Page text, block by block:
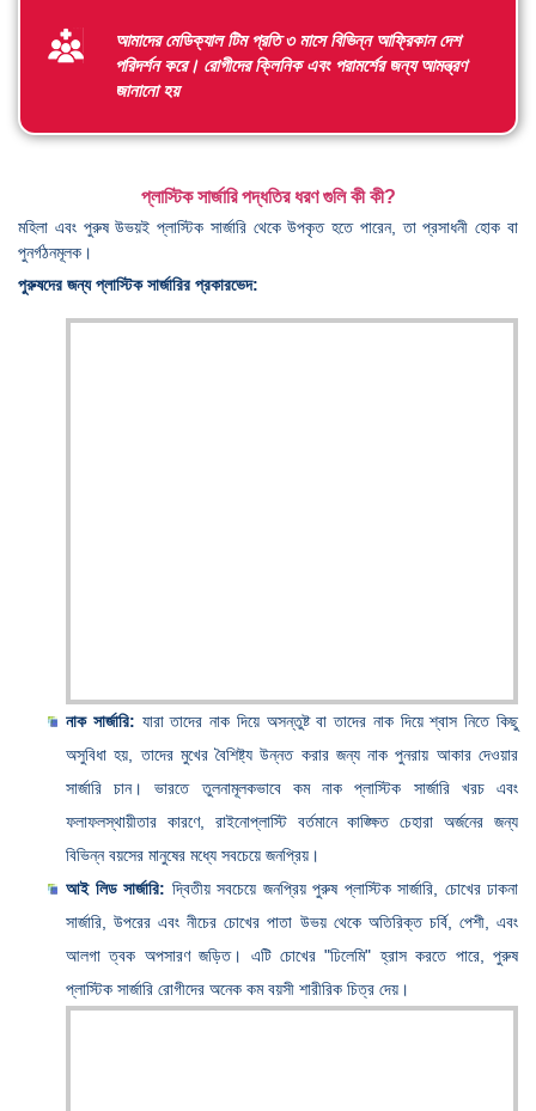
আমাদের মেডিক্যাল টিম প্রতি ৩ মাসে বিভিন্ন আফ্রিকান দেশ
পরিদর্শন করে। রোগীদের ক্লিনিক এবং পরামর্শের জন্য আমন্ত্রণ
জানানো হয়
প্লাস্টিক সার্জারি পদ্ধতির ধরণ গুলি কী কী?
মহিলা এবং পুরুষ উভয়ই প্লাস্টিক সার্জারি থেকে উপকৃত হতে পারেন, তা প্রসাধনী হোক বা
পুনর্গঠনমূলক।
পুরুষদের জন্য প্লাস্টিক সার্জারির প্রকারভেদ:
নাক সার্জারি: যারা তাদের নাক দিয়ে অসন্তুষ্ট বা তাদের নাক দিয়ে শ্বাস নিতে কিছু
অসুবিধা হয়, তাদের মুখের বৈশিষ্ট্য উন্নত করার জন্য নাক পুনরায় আকার দেওয়ার
সার্জারি চান। ভারতে তুলনামূলকভাবে কম নাক প্লাস্টিক সার্জারি খরচ এবং
ফলাফলস্থায়ীতার কারণে, রাইনোপ্লাস্টি বর্তমানে কাঙ্ক্ষিত চেহারা অর্জনের জন্য
বিভিন্ন বয়সের মানুষের মধ্যে সবচেয়ে জনপ্রিয়।
আই লিড সার্জারি: দ্বিতীয় সবচেয়ে জনপ্রিয় পুরুষ প্লাস্টিক সার্জারি, চোখের ঢাকনা
সার্জারি, উপরের এবং নীচের চোখের পাতা উভয় থেকে অতিরিক্ত চর্বি, পেশী, এবং
আলগা ত্বক অপসারণ জড়িত। এটি চোখের "ঢিলেমি" হ্রাস করতে পারে, পুরুষ
প্লাস্টিক সার্জারি রোগীদের অনেক কম বয়সী শারীরিক চিত্র দেয়।